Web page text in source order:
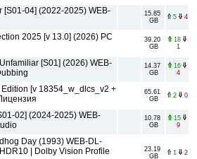
[S01-04] (2022-2025) WEB-
15.85
GB
5 4
2025 [v 13.0] (2026) РС
39.20
GB
18
1
[S01] (2026) WEB-
14.37
GB
16
4
[v 18354_w_dlcs_v2 +
65.61
GB
2 0
02] (2024-2025) WEB-
10.78
GB
15
9
Day (1993) WEB-DL-
| Dolby Vision Profile
23.19
GB
1 2